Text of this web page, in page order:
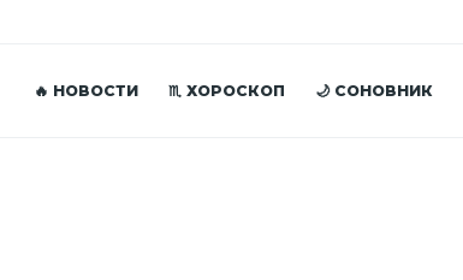
🔥 НОВОСТИ ♏ ХОРОСКОП 🌙 СОНОВНИК